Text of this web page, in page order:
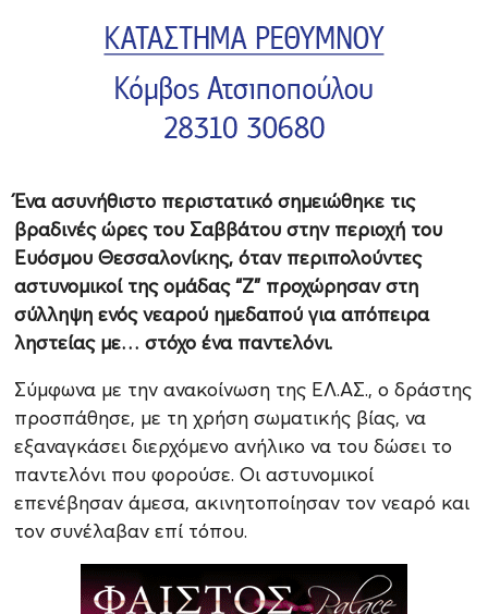
Ένα ασυνήθιστο περιστατικό σημειώθηκε τις
βραδινές ώρες του Σαββάτου στην περιοχή του
Ευόσμου Θεσσαλονίκης, όταν περιπολούντες
αστυνομικοί της ομάδας “Ζ” προχώρησαν στη
σύλληψη ενός νεαρού ημεδαπού για απόπειρα
ληστείας με… στόχο ένα παντελόνι.
Σύμφωνα με την ανακοίνωση της ΕΛ.ΑΣ., ο δράστης
προσπάθησε, με τη χρήση σωματικής βίας, να
εξαναγκάσει διερχόμενο ανήλικο να του δώσει το
παντελόνι που φορούσε. Οι αστυνομικοί
επενέβησαν άμεσα, ακινητοποίησαν τον νεαρό και
τον συνέλαβαν επί τόπου.